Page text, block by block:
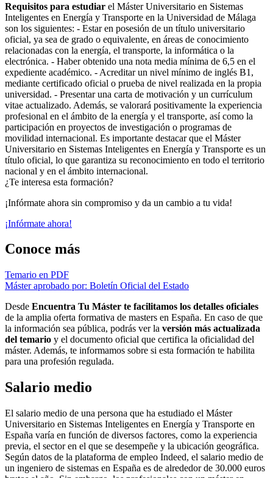
Requisitos para estudiar el Máster Universitario en Sistemas
Inteligentes en Energía y Transporte en la Universidad de Málaga
son los siguientes: - Estar en posesión de un título universitario
oficial, ya sea de grado o equivalente, en áreas de conocimiento
relacionadas con la energía, el transporte, la informática o la
electrónica. - Haber obtenido una nota media mínima de 6,5 en el
expediente académico. - Acreditar un nivel mínimo de inglés B1,
mediante certificado oficial o prueba de nivel realizada en la propia
universidad. - Presentar una carta de motivación y un currículum
vitae actualizado. Además, se valorará positivamente la experiencia
profesional en el ámbito de la energía y el transporte, así como la
participación en proyectos de investigación o programas de
movilidad internacional. Es importante destacar que el Máster
Universitario en Sistemas Inteligentes en Energía y Transporte es un
título oficial, lo que garantiza su reconocimiento en todo el territorio
nacional y en el ámbito internacional.
¿Te interesa esta formación?
¡Infórmate ahora sin compromiso y da un cambio a tu vida!
¡Infórmate ahora!
Conoce más
Temario en PDF
Máster aprobado por: Boletín Oficial del Estado
Desde Encuentra Tu Máster te facilitamos los detalles oficiales
de la amplia oferta formativa de masters en España. En caso de que
la información sea pública, podrás ver la versión más actualizada
del temario y el documento oficial que certifica la oficialidad del
máster. Además, te informamos sobre si esta formación te habilita
para una profesión regulada.
Salario medio
El salario medio de una persona que ha estudiado el Máster
Universitario en Sistemas Inteligentes en Energía y Transporte en
España varía en función de diversos factores, como la experiencia
previa, el sector en el que se desempeñe y la ubicación geográfica.
Según datos de la plataforma de empleo Indeed, el salario medio de
un ingeniero de sistemas en España es de alrededor de 30.000 euros